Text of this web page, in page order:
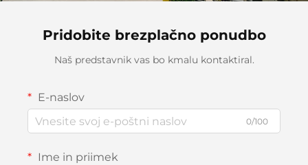
Pridobite brezplačno ponudbo
Naš predstavnik vas bo kmalu kontaktiral.
E-naslov
0/100
Ime in priimek